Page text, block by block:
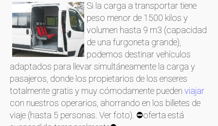
Si la carga a transportar tiene
peso menor de 1500 kilos y
volumen hasta 9 m3 (capacidad
de una furgoneta grande),
podemos destinar vehículos
adaptados para llevar simultáneamente la carga y
pasajeros, donde los propietarios de los enseres
totalmente gratis y muy cómodamente pueden viajar
con nuestros operarios, ahorrando en los billetes de
viaje (hasta 5 personas. Ver foto). ⛔oferta está